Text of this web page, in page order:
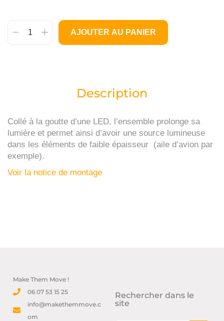
AJOUTER AU PANIER
Description
Collé à la goutte d’une LED, l’ensemble prolonge sa
lumière et permet ainsi d’avoir une source lumineuse
dans les éléments de faible épaisseur (aile d’avion par
exemple).
Voir la notice de montage
Make Them Move !
06 07 53 15 25
info@makethemmove.c
om
Rechercher dans le
site